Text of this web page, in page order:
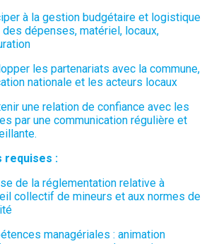
à la gestion budgétaire et logistique
des dépenses, matériel, locaux,
les partenariats avec la commune,
nationale et les acteurs locaux
une relation de confiance avec les
par une communication régulière et
requises :
de la réglementation relative à
collectif de mineurs et aux normes de
managériales : animation